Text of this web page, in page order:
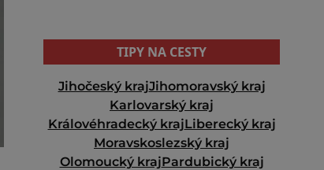
TIPY NA CESTY
Jihočeský krajJihomoravský kraj
Karlovarský kraj
Královéhradecký krajLiberecký kraj
Moravskoslezský kraj
Olomoucký krajPardubický kraj